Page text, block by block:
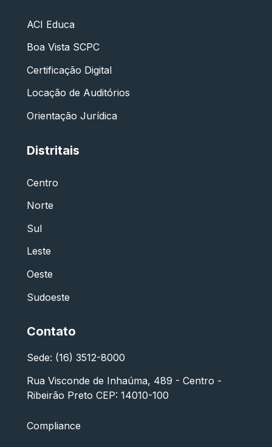
ACI Educa
Boa Vista SCPC
Certificação Digital
Locação de Auditórios
Orientação Jurídica
Distritais
Centro
Norte
Sul
Leste
Oeste
Sudoeste
Contato
Sede: (16) 3512-8000
Rua Visconde de Inhaúma, 489 - Centro -
Ribeirão Preto CEP: 14010-100
Compliance